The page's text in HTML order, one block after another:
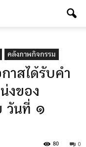
คลังภาพกิจกรรม
าสได้รับคำ
งของ
วันที่ ๑
0
80